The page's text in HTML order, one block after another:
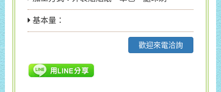
基本量：
歡迎來電洽詢